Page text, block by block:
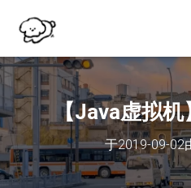
【Java虚拟
于2019-09-02